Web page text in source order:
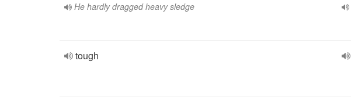
He hardly dragged heavy sledge
tough